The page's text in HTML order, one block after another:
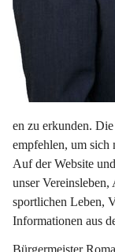
en zu erkunden.
empfehlen, um sich
Auf der Website
unser
sportlichen Leben,
Informationen aus
Bürgermeister